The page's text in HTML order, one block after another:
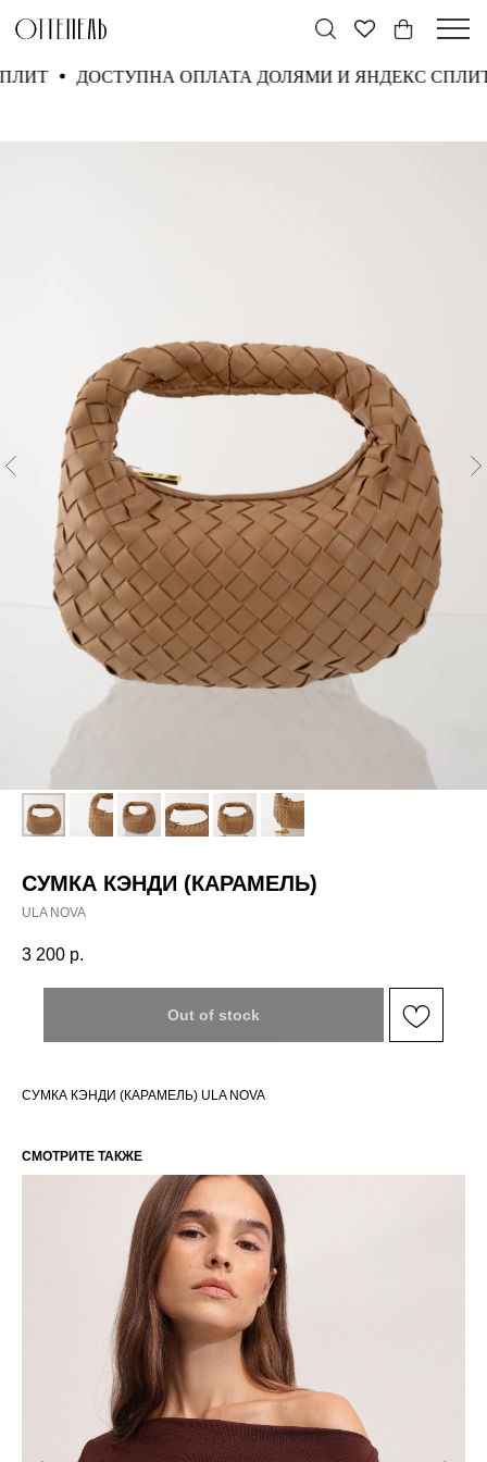
СПЛИТ ДОСТУПНА ОПЛАТА ДОЛЯМИ И ЯНДЕКС
СУМКА КЭНДИ (КАРАМЕЛЬ)
ULA NOVA
3 200 р.
Out of stock
СУМКА КЭНДИ (КАРАМЕЛЬ) ULA NOVA
СМОТРИТЕ ТАКЖЕ
РАЗМЕРНАЯ СЕТКА ИЗДЕЛИЙ